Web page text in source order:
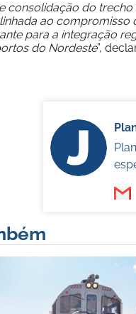
consolidação do
ao compromisso
para a integração
do Nordeste”,